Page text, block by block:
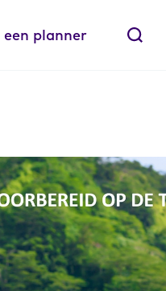
een planner